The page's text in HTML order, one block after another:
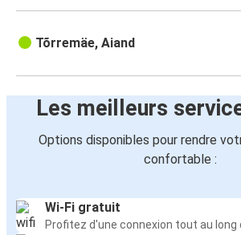
Tõrremäe, Aiand
Les meilleurs
Options disponibles pour rendre
confortable :
Wi-Fi gratuit
Profitez d'une connexion tout au long